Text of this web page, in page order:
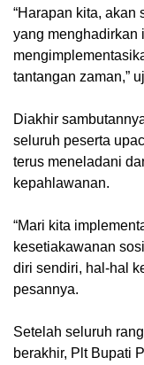
“Harapan kita, akan
yang menghadirkan
tantangan zaman,”
Diakhir
seluruh peserta
terus meneladani
kepahlawanan.
“Mari kita
kesetiakawanan
diri sendiri, hal-hal
pesannya.
Setelah seluruh
berakhir, Plt Bupati